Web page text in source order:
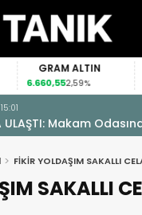
GRAM ALTIN
6.660,552,59%
ULAŞTI: Makam
FİKİR YOLDAŞIM SAKALLI
SAKALLI